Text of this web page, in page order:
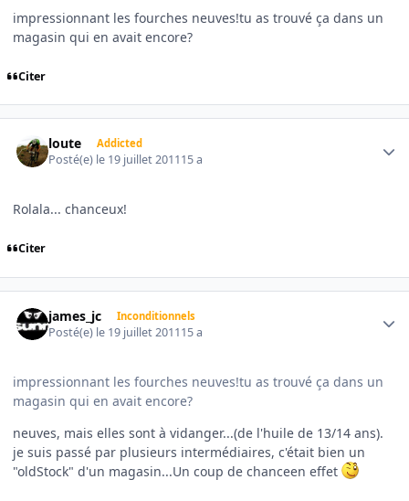
impressionnant les fourches neuves!tu as trouvé ça dans un
magasin qui en avait encore?
Citer
loute Addicted
Posté(e) le 19 juillet 201115 a
Rolala... chanceux!
Citer
james_jc Inconditionnels
Posté(e) le 19 juillet 201115 a
impressionnant les fourches neuves!tu as trouvé ça dans un
magasin qui en avait encore?
neuves, mais elles sont à vidanger...(de l'huile de 13/14 ans).
je suis passé par plusieurs intermédiaires, c'était bien un
"oldStock" d'un magasin...Un coup de chanceen effet